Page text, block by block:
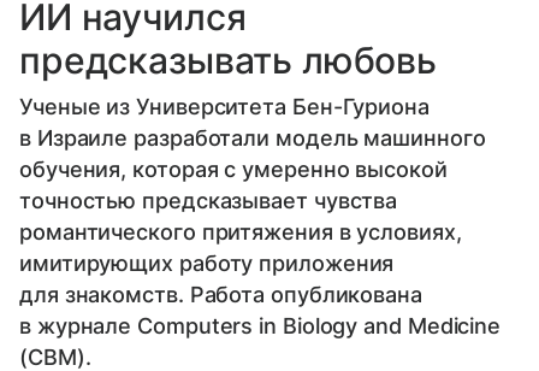
ИИ научился
предсказывать любовь
Ученые из Университета Бен-Гуриона
в Израиле разработали модель машинного
обучения, которая с умеренно высокой
точностью предсказывает чувства
романтического притяжения в условиях,
имитирующих работу приложения
для знакомств. Работа опубликована
в журнале Computers in Biology and Medicine
(CBM).